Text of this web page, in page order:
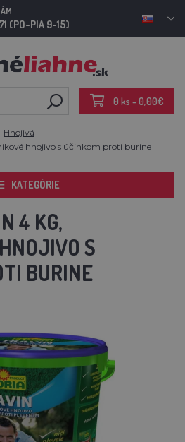
(PO-PIA 9-15)
0 ks - 0,00€
Hnojivá
hnojivo s účinkom proti burine
KATEGÓRIE
4 KG,
S
BURINE